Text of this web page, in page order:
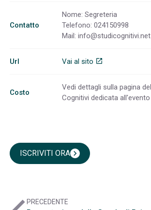
Contatto
Nome: Segreteria
Telefono: 024150998
Mail: info@studicognitivi.net
Url Vai al sito open_in_new
Costo
Vedi dettagli sulla pagina
Cognitivi dedicata all'evento
ISCRIVITI ORAchevron_right
PRECEDENTE